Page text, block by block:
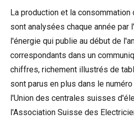
La production et la
sont analysées chaque année par
l'énergie qui publie au début de
correspondants dans un
chiffres, richement illustrés de
sont parus en plus dans le
l'Union des centrales suisses
l'Association Suisse des